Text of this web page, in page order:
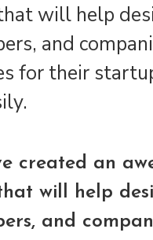
will help
and
for their
created an
will help
and